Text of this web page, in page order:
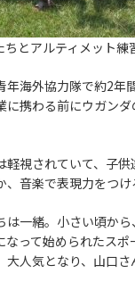
とアルティメット練
海外協力隊で約2年
携わる前にウガン
視されていて、子
音楽で表現力をつけ
一緒。小さい頃か
って始められたス
人気となり、山口